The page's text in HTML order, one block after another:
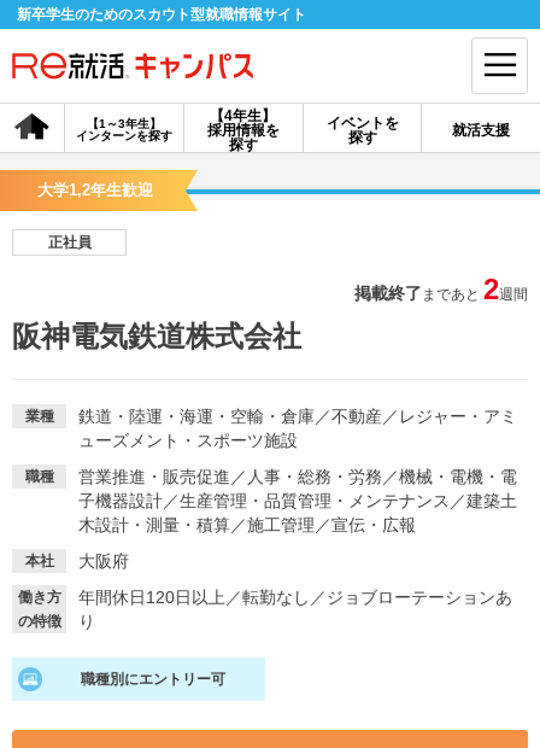
新卒学生のためのスカウト型就職情報サイト
【4年生】
採用情報を
探す
【1～3年生】
インターンを探す
イベントを
探す
就活支援
会員登録 ログイン
探す
【4年生】
【4年生】
イベントを探す スカウト
就活ノウハウ・サポート
就活ノウハウが満載！
適職診断
大学1,2年生歓迎
正社員
掲載終了 まであと 2週間
阪神電気鉄道株式会社
業種 鉄道・陸運・海運・空輸・倉庫／不動産／ レジャー・アミ
ューズメント・スポーツ施設
職種 営業推進・販売促進 ／ 人事・総務・労務 ／機械・電機・電
子機器設計／生産管理・品質管理・メンテナンス ／建築土
木設計・測量・積算／施工管理 ／宣伝・広報
本社 大阪府
働き方
の特徴
年間休日120日以上 ／転勤なし ／ジョブローテーションあ
り
職種別にエントリー可